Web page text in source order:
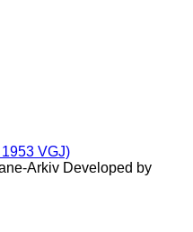
VGJ)
Arkiv Developed by